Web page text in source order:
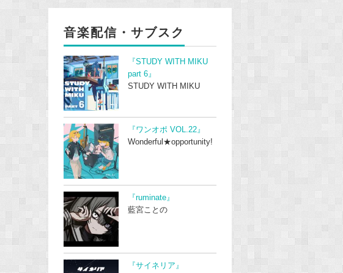
音楽配信・サブスク
『STUDY WITH MIKU
part 6』
STUDY WITH MIKU
『ワンオポ VOL.22』
Wonderful★opportunity!
『ruminate』
藍宮ことの
『サイネリア』